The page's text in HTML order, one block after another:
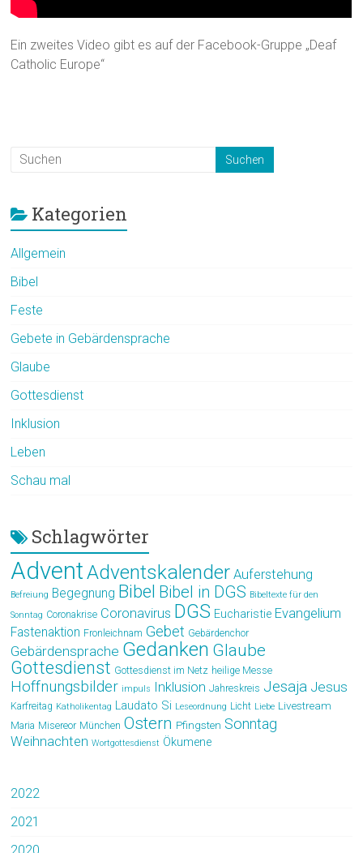
Ein zweites Video gibt es auf der Facebook-Gruppe „Deaf
Catholic Europe“
Kategorien
Allgemein
Bibel
Feste
Gebete in Gebärdensprache
Glaube
Gottesdienst
Inklusion
Leben
Schau mal
Schlagwörter
AdventAdventskalender Auferstehung
Befreiung Begegnung Bibel Bibel in DGS Bibeltexte für den
Sonntag Coronakrise Coronavirus DGS Eucharistie Evangelium
Fastenaktion Fronleichnam Gebet Gebärdenchor
Gebärdensprache Gedanken Glaube
Gottesdienst Gottesdienst im Netz heilige Messe
Hoffnungsbilder impuls Inklusion Jahreskreis Jesaja Jesus
Karfreitag Katholikentag Laudato Si Leseordnung Licht Liebe Livestream
Maria Misereor München Ostern Pfingsten Sonntag
Weihnachten Wortgottesdienst Ökumene
2022
2021